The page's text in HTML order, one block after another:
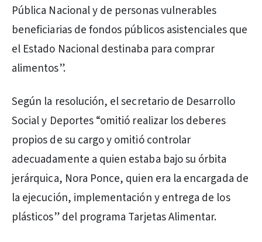
Pública Nacional y de personas vulnerables
beneficiarias de fondos públicos asistenciales que
el Estado Nacional destinaba para comprar
alimentos”.
Según la resolución, el secretario de Desarrollo
Social y Deportes “omitió realizar los deberes
propios de su cargo y omitió controlar
adecuadamente a quien estaba bajo su órbita
jerárquica, Nora Ponce, quien era la encargada de
la ejecución, implementación y entrega de los
plásticos” del programa Tarjetas Alimentar.